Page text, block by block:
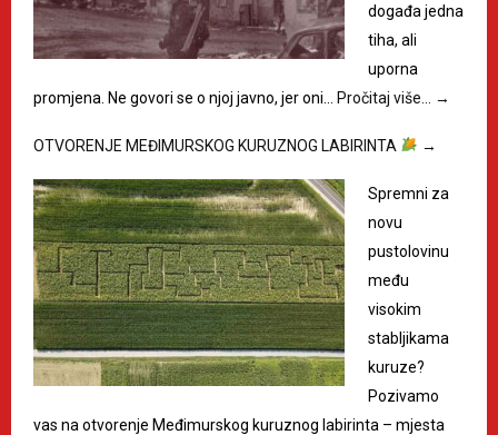
događa jedna
tiha, ali
uporna
promjena. Ne govori se o njoj javno, jer oni…
Pročitaj više… →
OTVORENJE MEĐIMURSKOG KURUZNOG LABIRINTA →
Spremni za
novu
pustolovinu
među
visokim
stabljikama
kuruze?
Pozivamo
vas na otvorenje Međimurskog kuruznog labirinta – mjesta